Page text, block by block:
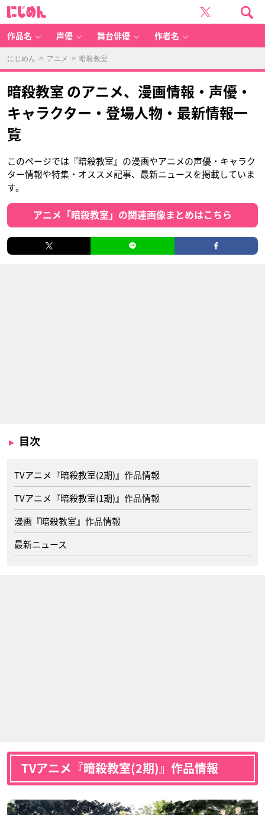
作品名 声優 舞台俳優 作者名
にじめん > アニメ > 暗殺教室
暗殺教室 のアニメ、漫画情報・声優・
キャラクター・登場人物・最新情報一
覧
このページでは『暗殺教室』の漫画やアニメの声優・キャラク
ター情報や特集・オススメ記事、最新ニュースを掲載していま
す。
アニメ「暗殺教室」の関連画像まとめはこちら
目次
TVアニメ『暗殺教室(2期)』作品情報
TVアニメ『暗殺教室(1期)』作品情報
漫画『暗殺教室』作品情報
最新ニュース
TVアニメ『暗殺教室(2期)』作品情報